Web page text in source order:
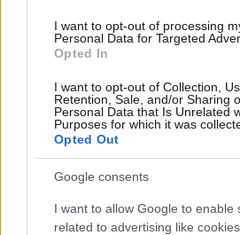
I want to opt-out of processing
Personal Data for Targeted
Opted In
I want to opt-out of Collection,
Retention, Sale, and/or Sharing
Personal Data that Is Unrelated
Purposes for which it was
Opted Out
Google consents
I want to allow Google to enable
related to advertising like
Kértek már tőled
• 2010. május 31.